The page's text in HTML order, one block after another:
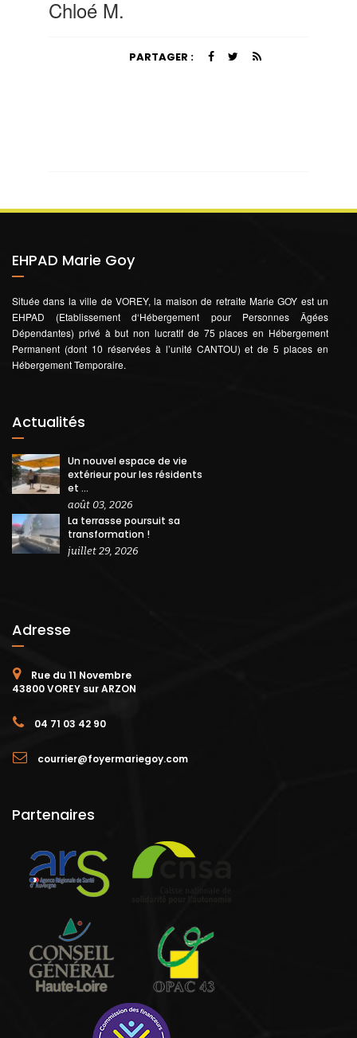
Chloé M.
PARTAGER :
EHPAD Marie Goy
Située dans la ville de VOREY, la maison de retraite Marie GOY est un
EHPAD (Etablissement d‘Hébergement pour Personnes Âgées
Dépendantes) privé à but non lucratif de 75 places en Hébergement
Permanent (dont 10 réservées à l’unité CANTOU) et de 5 places en
Hébergement Temporaire.
Actualités
Un nouvel espace de vie
extérieur pour les résidents
et ...
août 03, 2026
La terrasse poursuit sa
transformation !
juillet 29, 2026
Adresse
Rue du 11 Novembre
43800 VOREY sur ARZON
04 71 03 42 90
courrier@foyermariegoy.com
Partenaires